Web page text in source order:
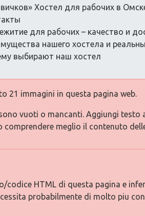
Хостел для рабочих в
для рабочих – качество и
нашего хостела и
выбирают наш хостел
21 immagini in questa pagina web.
vuoti o mancanti. Aggiungi
comprendere meglio il contenuto
codice HTML di questa pagina e
probabilmente di molto piu